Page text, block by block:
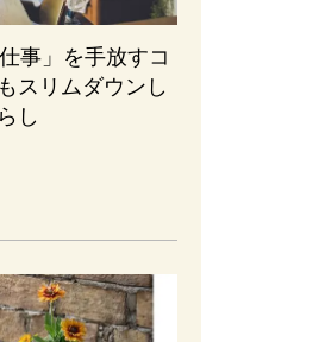
事」を手放すコ
スリムダウンし
し